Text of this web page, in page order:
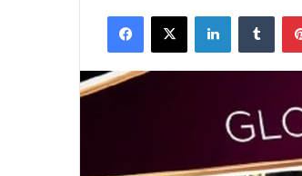
X
Facebook
X Linkedin